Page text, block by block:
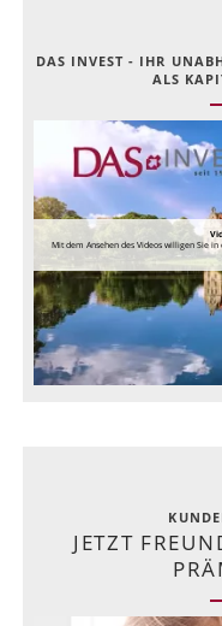
DAS INVEST - IHR
ALS
Mit dem Ansehen des Videos willigen Sie
JETZT